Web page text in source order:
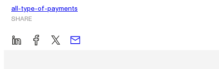
all-type-of-payments
SHARE